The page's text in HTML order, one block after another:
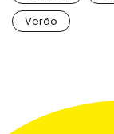
Verão